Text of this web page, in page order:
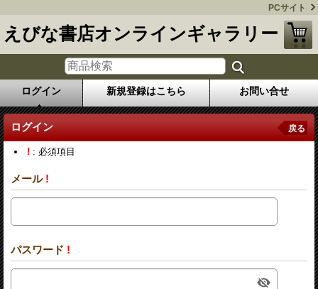
PCサイト
えびな書店オンラインギャラリー
ログイン 新規登録はこちら お問い合せ
ログイン 戻る
! : 必須項目
メール !
パスワード !